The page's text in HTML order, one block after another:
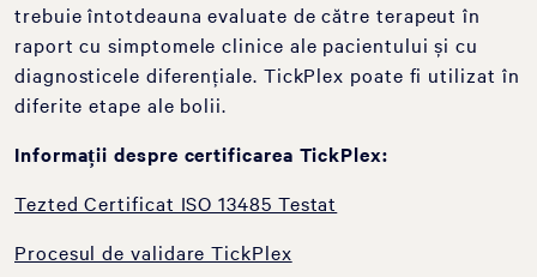
trebuie întotdeauna evaluate de către terapeut în
raport cu simptomele clinice ale pacientului și cu
diagnosticele diferențiale. TickPlex poate fi utilizat în
diferite etape ale bolii.
Informații despre certificarea TickPlex:
Tezted Certificat ISO 13485 Testat
Procesul de validare TickPlex